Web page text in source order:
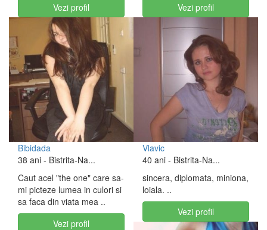
Vezi profil
Vezi profil
Bibidada
38 ani - Bistrita-Na...
Caut acel "the one" care sa-
mi picteze lumea in culori si
sa faca din viata mea ..
Vezi profil
Vlavic
40 ani - Bistrita-Na...
sincera, diplomata, miniona,
loiala. ..
Vezi profil